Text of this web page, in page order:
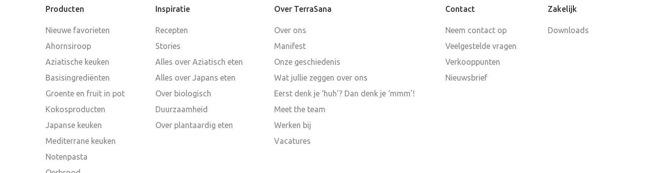
Producten
Nieuwe favorieten
Ahornsiroop
Aziatische keuken
Basisingrediënten
Groente en fruit in pot
Kokosproducten
Japanse keuken
Mediterrane keuken
Notenpasta
Inspiratie
Recepten
Stories
Alles over Aziatisch eten
Alles over Japans eten
Over biologisch
Duurzaamheid
Over plantaardig eten
Over TerraSana
Over ons
Manifest
Onze geschiedenis
Wat jullie zeggen over ons
Eerst denk je ‘huh’? Dan denk je ‘mmm’!
Meet the team
Werken bij
Vacatures
Contact
Neem contact op
Veelgestelde vragen
Verkooppunten
Nieuwsbrief
Zakelijk
Downloads